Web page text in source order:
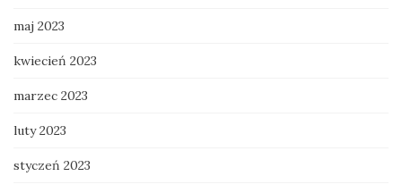
maj 2023
kwiecień 2023
marzec 2023
luty 2023
styczeń 2023